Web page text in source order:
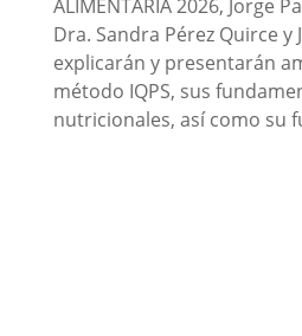
ALIMENTARIA 2026, Jorge
Dra. Sandra Pérez Quirce y
explicarán y presentarán
método IQPS, sus
nutricionales, así como su